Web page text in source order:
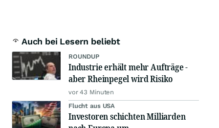
Auch bei Lesern beliebt
ROUNDUP
Industrie erhält mehr Aufträge -
aber Rheinpegel wird Risiko
vor 43 Minuten
Flucht aus USA
Investoren schichten Milliarden